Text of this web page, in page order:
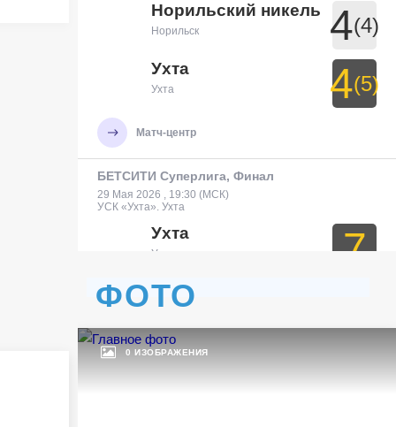
Норильский никель
Норильск 4(4)
Ухта
Ухта 4(5)
Матч-центр
БЕТСИТИ Суперлига, Финал
29 Мая 2026 , 19:30 (МСК)
УСК «Ухта». Ухта
Ухта
Ухта 7
Тюмень
Матч-центр
ФОТО
0 ИЗОБРАЖЕНИЯ